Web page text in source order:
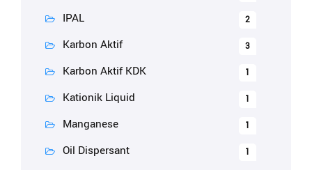
IPAL 2
Karbon Aktif 3
Karbon Aktif KDK 1
Kationik Liquid 1
Manganese 1
Oil Dispersant 1